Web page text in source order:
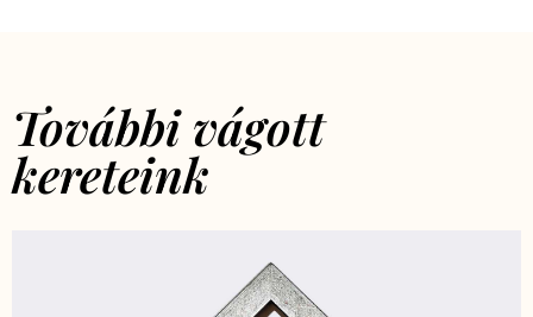
További vágott
kereteink